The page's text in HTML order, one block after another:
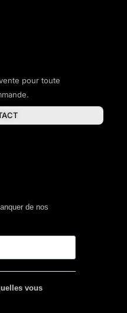
pour toute
de nos
vous